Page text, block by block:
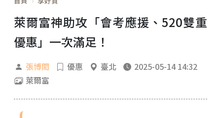
萊爾富神助攻「會考應援、520雙重
優惠」一次滿足！
張博閎 優惠 臺北
2025-05-14 14:32
萊爾富